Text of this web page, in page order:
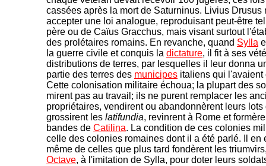
cassées après la mort de Saturninus. Livius Drusus
accepter une loi analogue, reproduisant peut-être
père ou de Caïus Gracchus, mais visant surtout
des prolétaires romains. En revanche, quand Sylla
la guerre civile et conquis la dictature, il fit à ses
distributions de terres, par lesquelles il leur donna
partie des terres des municipes italiens qui l'avaient
Cette colonisation militaire échoua; la plupart des
mirent pas au travail; ils ne purent remplacer les
propriétaires, vendirent ou abandonnèrent leurs lots
grossirent les latifundia, revinrent à Rome et
bandes de Catilina. La condition de ces colonies
celle des colonies romaines dont il a été parlé. Il en
même de celles que plus tard fondèrent les
Octave, à l'imitation de Sylla, pour doter leurs